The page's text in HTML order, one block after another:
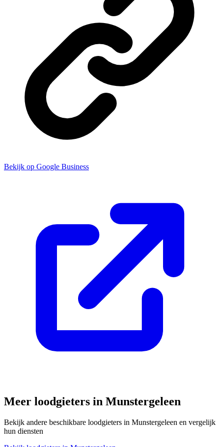
Bekijk op Google Business
Meer loodgieters in Munstergeleen
Bekijk andere beschikbare loodgieters in Munstergeleen en vergelijk
hun diensten